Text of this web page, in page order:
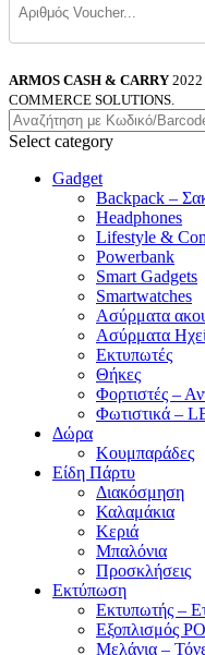
ARMOS CASH & CARRY
COMMERCE SOLUTIONS.
Select category
Gadget
Backpack –
Headphones
Lifestyle &
Powerbank
Smart Gadgets
Smartwatches
Ασύρματα
Ασύρματα
Εκτυπωτές
Θήκες
Φορτιστές –
Φωτιστικά –
Δώρα
Κουμπαράδες
Είδη Πάρτυ
Διακόσμηση
Καλαμάκια
Κεριά
Μπαλόνια
Προσκλήσεις
Εκτύπωση
Εκτυπωτής –
Εξοπλισμός
Μελάνια –